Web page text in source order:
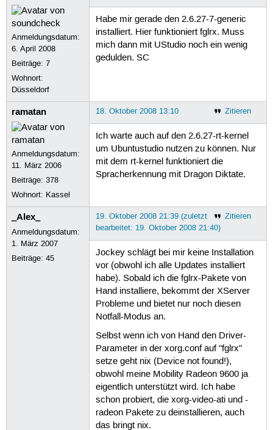
Anmeldungsdatum:
6. April 2008
Beiträge:7
Wohnort:
Düsseldorf
Habe mir gerade den 2.6.27-7-generic
installiert. Hier funktioniert fglrx. Muss
mich dann mit UStudio noch ein wenig
gedulden. SC
ramatan
Anmeldungsdatum:
11. März 2006
Beiträge:378
Wohnort: Kassel
Zitieren
18. Oktober 2008 13:10
Ich warte auch auf den 2.6.27-rt-kernel
um Ubuntustudio nutzen zu können. Nur
mit dem rt-kernel funktioniert die
Spracherkennung mit Dragon Diktate.
_Alex_
Anmeldungsdatum:
1. März 2007
Beiträge:45
Zitieren
19. Oktober 2008 21:39 (zuletzt
bearbeitet: 19. Oktober 2008 21:40)
Jockey schlägt bei mir keine Installation
vor (obwohl ich alle Updates installiert
habe). Sobald ich die fglrx-Pakete von
Hand installiere, bekommt der XServer
Probleme und bietet nur noch diesen
Notfall-Modus an.
Selbst wenn ich von Hand den Driver-
Parameter in der xorg.conf auf "fglrx"
setze geht nix (Device not found!),
obwohl meine Mobility Radeon 9600 ja
eigentlich unterstützt wird. Ich habe
schon probiert, die xorg-video-ati und -
radeon Pakete zu deinstallieren, auch
das bringt nix.